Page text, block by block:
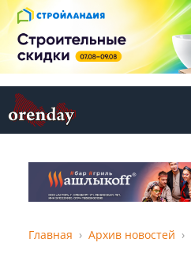
Главная Архив новостей